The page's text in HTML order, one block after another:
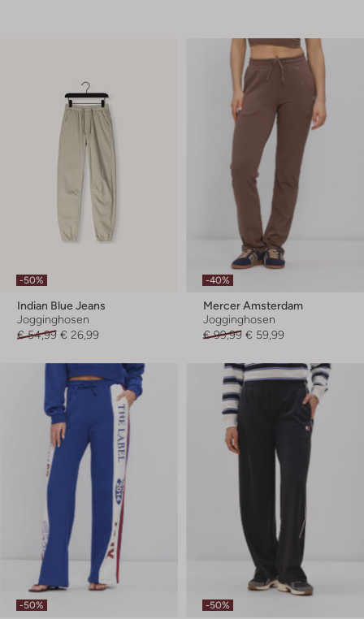
-50%
Indian Blue Jeans
Jogginghosen
€ 54,99 € 26,99
-40%
Mercer Amsterdam
Jogginghosen
€ 99,99 € 59,99
-50% -50%